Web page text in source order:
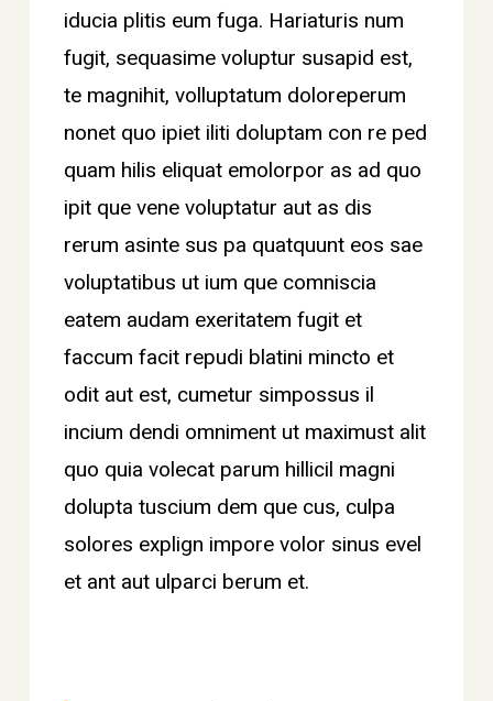
iducia plitis eum fuga. Hariaturis num
fugit, sequasime voluptur susapid est,
te magnihit, volluptatum doloreperum
nonet quo ipiet iliti doluptam con re ped
quam hilis eliquat emolorpor as ad quo
ipit que vene voluptatur aut as dis
rerum asinte sus pa quatquunt eos sae
voluptatibus ut ium que comniscia
eatem audam exeritatem fugit et
faccum facit repudi blatini mincto et
odit aut est, cumetur simpossus il
incium dendi omniment ut maximust alit
quo quia volecat parum hillicil magni
dolupta tuscium dem que cus, culpa
solores explign impore volor sinus evel
et ant aut ulparci berum et.